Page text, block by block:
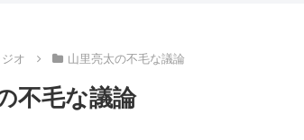
オ 山里亮太の不毛な議論
不毛な議論